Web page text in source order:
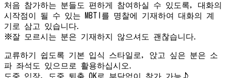
처음 참가하는 분들도 편하게 참여하실 수 있도록, 대화의
시작점이 될 수 있는 MBTI를 명찰에 기재하여 대화의 계
기로 삼고 있습니다.
※잘 모르시는 분은 기재하지 않으셔도 괜찮습니다.
교류하기 쉽도록 기본 입식 스타일로, 앉고 싶은 분은 소
파 좌석도 있으므로 활용하십시오.
도중 입장, 도중 퇴출 OK로 부담없이 참가 가능♪